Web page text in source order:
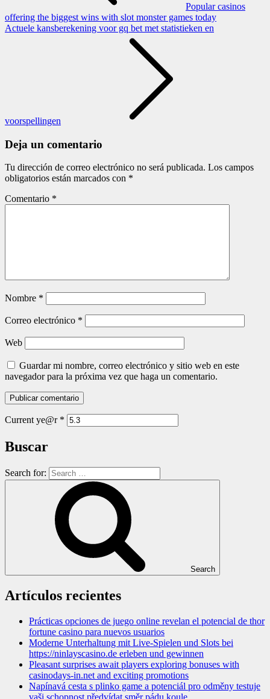
Popular casinos
offering the biggest wins with slot monster games today
Actuele kansberekening voor gq bet met statistieken en
voorspellingen
Deja un comentario
Tu dirección de correo electrónico no será publicada. Los campos
obligatorios están marcados con *
Comentario *
Nombre *
Correo electrónico *
Web
Guardar mi nombre, correo electrónico y sitio web en este
navegador para la próxima vez que haga un comentario.
Current ye@r *
Buscar
Search for:
Search
Artículos recientes
Prácticas opciones de juego online revelan el potencial de thor
fortune casino para nuevos usuarios
Moderne Unterhaltung mit Live-Spielen und Slots bei
https://ninlayscasino.de erleben und gewinnen
Pleasant surprises await players exploring bonuses with
casinodays-in.net and exciting promotions
Napínavá cesta s plinko game a potenciál pro odměny testuje
vaši schopnost předvídat směr pádu koule